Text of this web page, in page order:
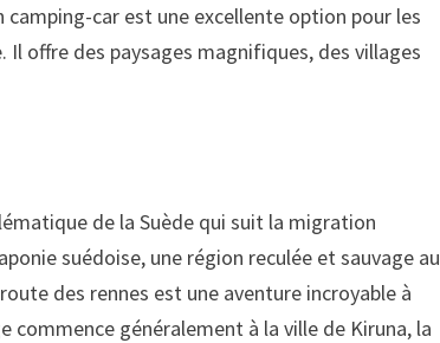
camping-car est une excellente option pour les
offre des paysages magnifiques, des villages
de la Suède qui suit la migration
suédoise, une région reculée et sauvage au
des rennes est une aventure incroyable à
commence généralement à la ville de Kiruna, la